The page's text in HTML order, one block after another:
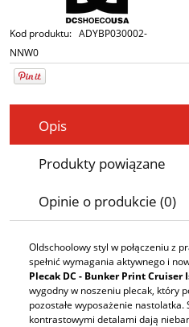
Kod produktu: ADYBP030002-
NNW0
Opis
Produkty powiązane
Opinie o produkcie (0)
Oldschoolowy styl w połączeniu z
spełnić wymagania aktywnego i
Plecak DC - Bunker Print
wygodny w noszeniu plecak, który
pozostałe wyposażenie nastolatka.
kontrastowymi detalami dają